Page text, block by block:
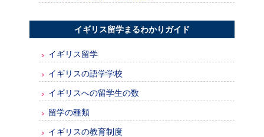
イギリス留学まるわかりガイド
イギリス留学
イギリスの語学学校
イギリスへの留学生の数
留学の種類
イギリスの教育制度